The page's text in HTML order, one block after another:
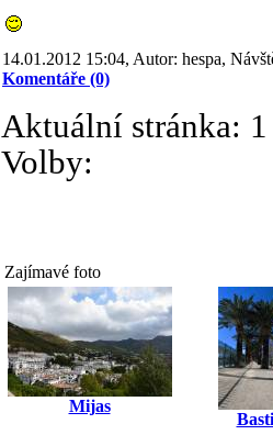
14.01.2012 15:04, Autor: hespa,
Komentáře (0)
Aktuální stránka:
Volby:
Zajímavé foto
Mijas